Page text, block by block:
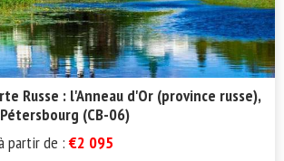
Russe : l'Anneau d'Or (province russe),
(CB-06)
partir de :€2 095